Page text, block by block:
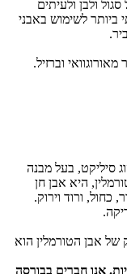
ולבן ולעיתים
ביותר לשימוש באבני
וברזיל.
סיליקט, בעל מבנה
היא אבן חן
כחול, ורוד וירוק.
מוס. הברק של אבן הטורמלין הוא
אנו חברים בבורסה